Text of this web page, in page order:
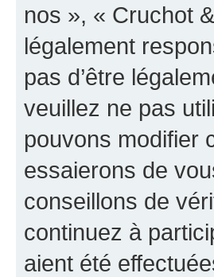
nos », « Cruchot
légalement
pas d’être
veuillez ne pas
pouvons modifier
essaierons de
conseillons de
continuez à
aient été